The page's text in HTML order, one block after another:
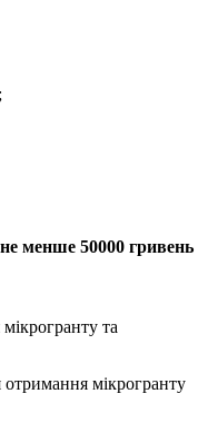
не менше 50000 гривень
та
мікрогранту